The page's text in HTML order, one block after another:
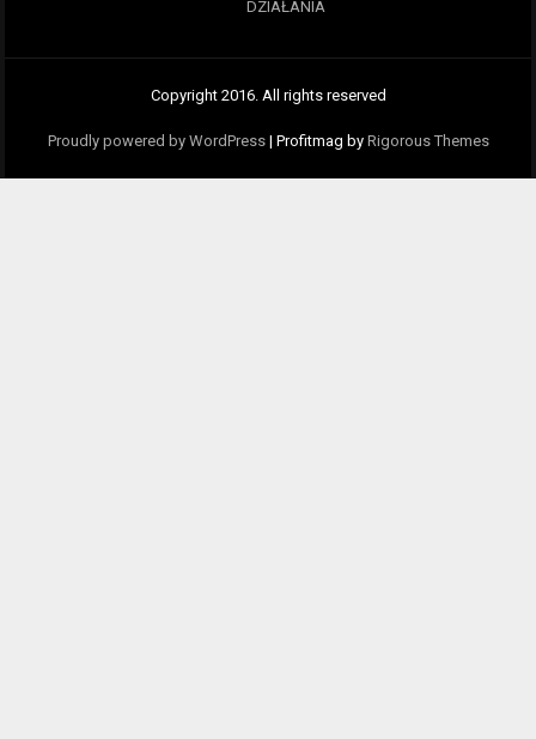
DZIAŁANIA
Copyright 2016. All rights reserved
Proudly powered by WordPress | Profitmag by Rigorous Themes